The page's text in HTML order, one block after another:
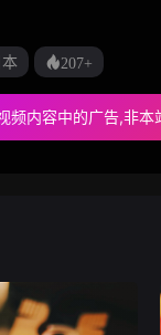
本 207+
频内容中的广告,非本